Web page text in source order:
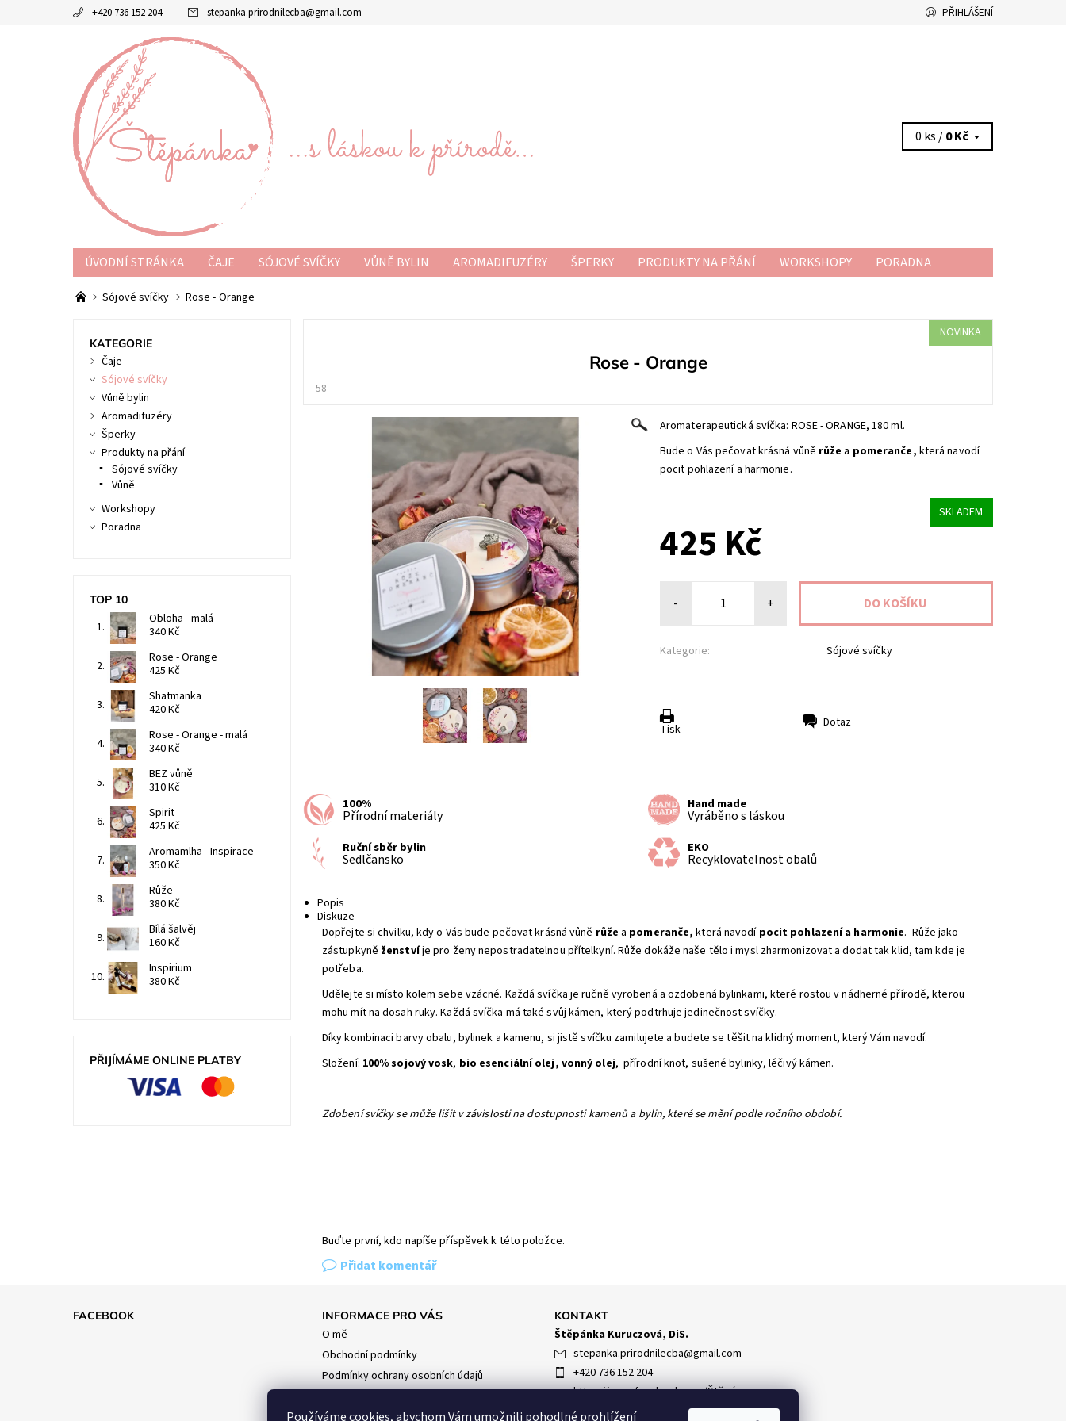
+420 736 152 204 stepanka.prirodnilecba@gmail.com PŘIHLÁŠENÍ
0 ks /0 Kč
ÚVODNÍ STRÁNKA ČAJE SÓJOVÉ SVÍČKY VŮNĚ BYLIN AROMADIFUZÉRY ŠPERKY PRODUKTY NA PŘÁNÍ WORKSHOPY
PORADNA
O MĚ
KONTAKT OBCHODNÍ PODMÍNKY
Sójové svíčky Rose - Orange
NOVINKA
Rose - Orange
58
Aromaterapeutická svíčka: ROSE - ORANGE, 180 ml.
Bude o Vás pečovat krásná vůně růže a pomeranče, která navodí
pocit pohlazení a harmonie.
SKLADEM
425 Kč
- +
Kategorie: Sójové svíčky
Tisk Dotaz
100%
Přírodní materiály
Hand made
Vyráběno s láskou
Ruční sběr bylin
Sedlčansko
EKO
Recyklovatelnost obalů
Popis
Diskuze
Dopřejte si chvilku, kdy o Vás bude pečovat krásná vůně růže a pomeranče, která navodí pocit pohlazení a harmonie. Růže jako
zástupkyně ženstvíje pro ženy nepostradatelnou přítelkyní. Růže dokáže naše tělo i mysl zharmonizovat a dodat tak klid, tam kde je
potřeba.
Udělejte si místo kolem sebe vzácné. Každá svíčka je ručně vyrobená a ozdobená bylinkami, které rostou v nádherné přírodě, kterou
mohu mít na dosah ruky. Každá svíčka má také svůj kámen, který podtrhuje jedinečnost svíčky.
Díky kombinaci barvy obalu, bylinek a kamenu, si jistě svíčku zamilujete a budete se těšit na klidný moment, který Vám navodí.
Složení: 100% sojový vosk, bio esenciálníolej, vonný olej, přírodní knot, sušené bylinky, léčivý kámen.
Zdobení svíčky se může lišit v závislosti na dostupnosti kamenů a bylin, které se mění podle ročního období.
Buďte první, kdo napíše příspěvek k této položce.
Přidat komentář
KATEGORIE
Čaje
Sójové svíčky
Vůně bylin
Aromadifuzéry
Šperky
Produkty na přání
Sójové svíčky
Vůně
Workshopy
Poradna
TOP 10
Obloha - malá
340 Kč
Rose - Orange
425 Kč
Shatmanka
420 Kč
Rose - Orange - malá
340 Kč
BEZ vůně
310 Kč
Spirit
425 Kč
Aromamlha - Inspirace
350 Kč
Růže
380 Kč
Bílá šalvěj
160 Kč
Inspirium
380 Kč
PŘIJÍMÁME ONLINE PLATBY
FACEBOOK INFORMACE PRO VÁS
O mě
Obchodní podmínky
Podmínky ochrany osobních údajů
KONTAKT
Štěpánka Kuruczová, DiS.
stepanka.prirodnilecba@gmail.com
+420 736 152 204
https://www.facebook.com/Štěpán
Používáme cookies, abychom Vám umožnili pohodlné prohlížení